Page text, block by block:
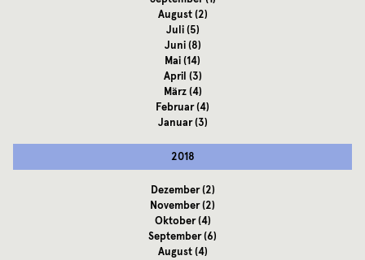
August(2)
Juli(5)
Juni(8)
Mai(14)
April (3)
März(4)
Februar(4)
Januar(3)
2018
Dezember(2)
November(2)
Oktober(4)
September(6)
August(4)